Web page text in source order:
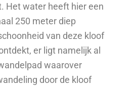
Het water heeft hier een
250 meter diep
van deze kloof
er ligt namelijk al
waarover
door de kloof